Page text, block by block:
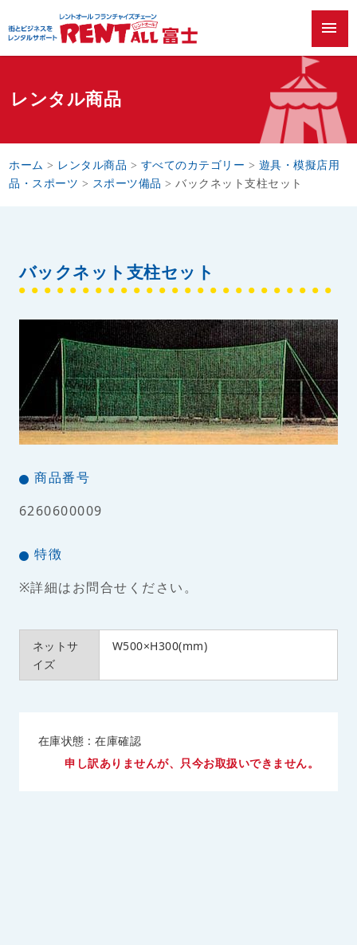
menu
レンタル商品
ホーム > レンタル商品 > すべてのカテゴリー > 遊具・模擬店用
品・スポーツ > スポーツ備品 >バックネット支柱セット
バックネット支柱セット
商品番号
6260600009
特徴
※詳細はお問合せください。
ネットサ
イズ
W500×H300(mm)
在庫状態 : 在庫確認
申し訳ありませんが、只今お取扱いできません。